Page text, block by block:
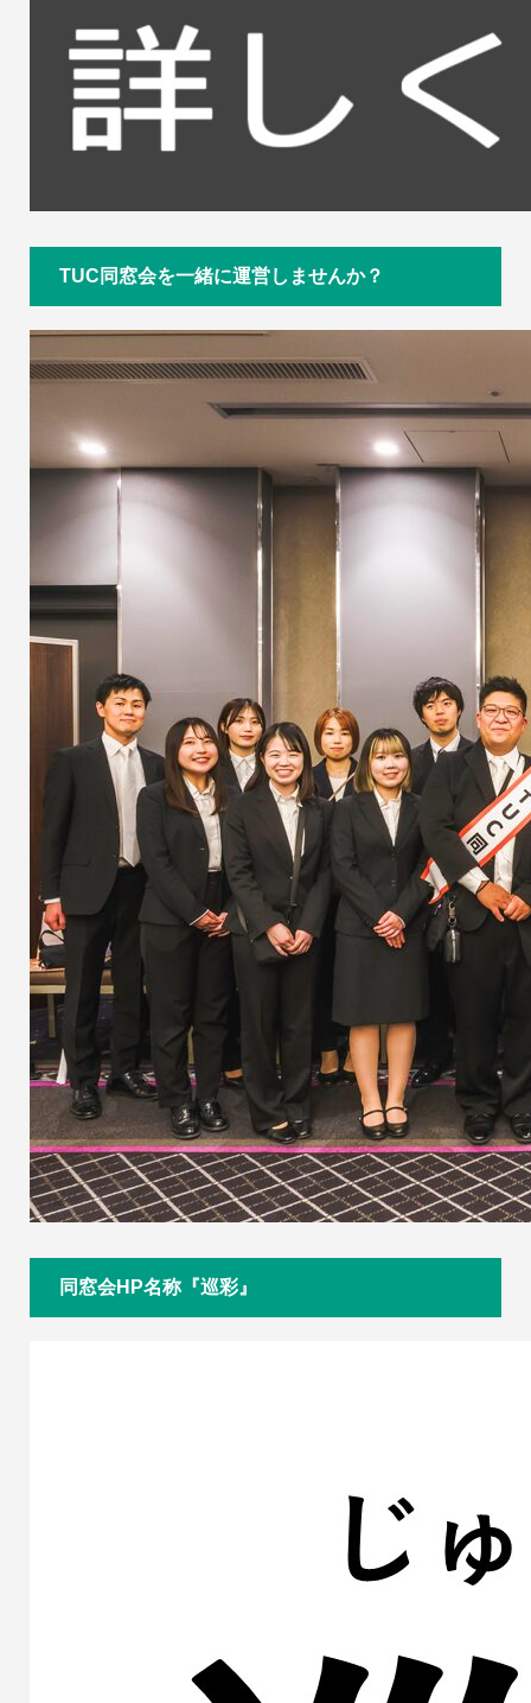
TUC同窓会を一緒に運営しませんか？
同窓会HP名称『巡彩』